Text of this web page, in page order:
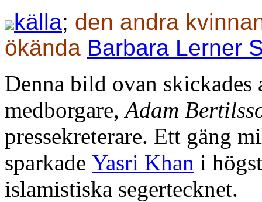
källa; den andra
ökända Barbara Lerner
Denna bild ovan
medborgare,Adam
pressekreterare. Ett gäng
sparkade Yasri Khan i
islamistiska segertecknet.